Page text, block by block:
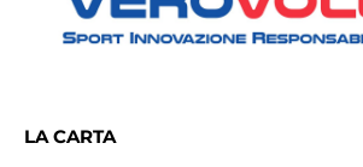
LA CARTA